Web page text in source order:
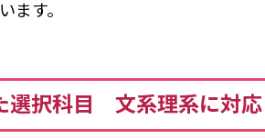
ます。
選択科目 文系理系に対